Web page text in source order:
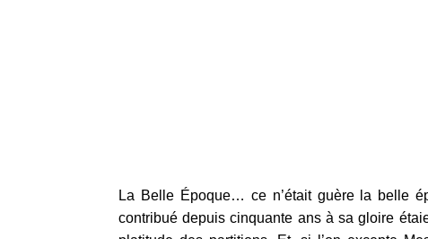
La Belle Époque… ce n’était guère la belle
contribué depuis cinquante ans à sa gloire